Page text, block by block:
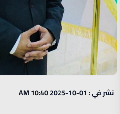
نشر في : 01-10-2025 10:40 AM